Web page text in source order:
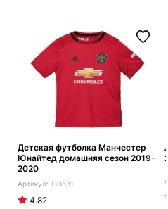
Детская футболка Манчестер
Юнайтед домашняя сезон 2019-
2020
113581
4.82